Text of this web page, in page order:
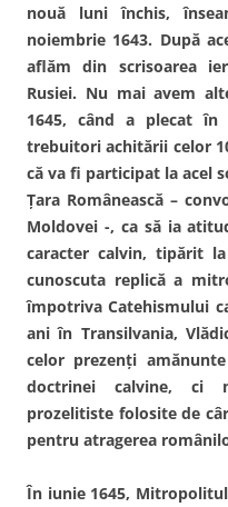
nouă luni închis,
noiembrie 1643. După
aflăm din scrisoarea
Rusiei. Nu mai avem
1645, când a plecat
trebuitori achitării celor
că va fi participat la acel
Ţara Românească –
Moldovei -, ca să ia
caracter calvin, tipărit
cunoscuta replică a
împotriva Catehismului
ani în Transilvania,
celor prezenţi
doctrinei calvine, ci
prozelitiste folosite de
pentru atragerea
În iunie 1645,